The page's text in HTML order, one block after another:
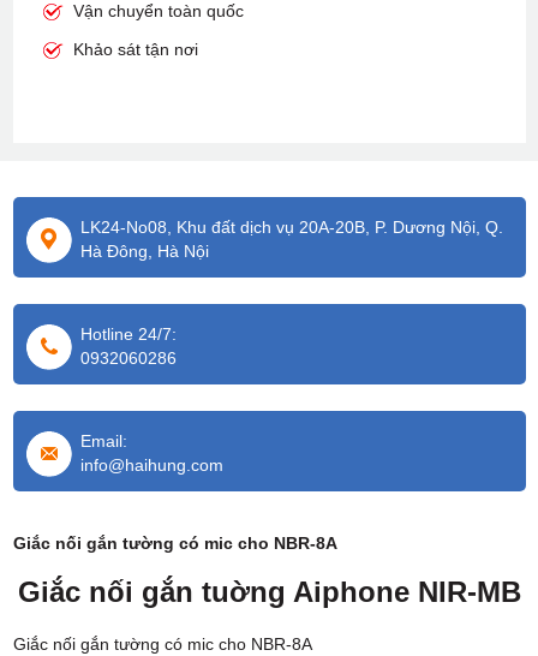
Vận chuyển toàn quốc
Khảo sát tận nơi
LK24-No08, Khu đất dịch vụ 20A-20B, P. Dương Nội, Q.
Hà Đông, Hà Nội
Hotline 24/7:
0932060286
Email:
info@haihung.com
Giắc nối gắn tường có mic cho NBR-8A
Giắc nối gắn tuờng Aiphone NIR-MB
Giắc nối gắn tường có mic cho NBR-8A